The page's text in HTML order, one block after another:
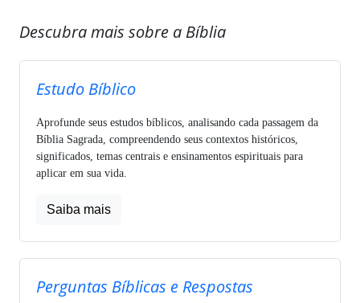
Descubra mais sobre a Bíblia
Estudo Bíblico
Aprofunde seus estudos bíblicos, analisando cada passagem da
Bíblia Sagrada, compreendendo seus contextos históricos,
significados, temas centrais e ensinamentos espirituais para
aplicar em sua vida.
Saiba mais
Perguntas Bíblicas e Respostas